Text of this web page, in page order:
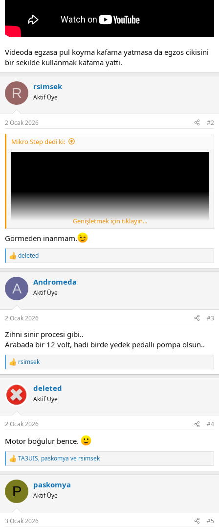
Videoda egzasa pul koyma kafama yatmasa da egzos cikisini
bir sekilde kullanmak kafama yatti.
R rsimsek
Aktif Üye
2 Ocak 2026 #2
Mikro Step dedi ki:
Videoda egzasa pul koyma kafama yatmasa da egzos cikisini bir
sekilde kullanmak kafama yatti.
Genişletmek için tıklayın...
Görmeden inanmam.
R
e
c
i
s
deleted
A Andromeda
Aktif Üye
2 Ocak 2026 #3
Zihni sinir procesi gibi..
Arabada bir 12 volt, hadi birde yedek pedallı pompa olsun..
R
e
c
i
s
rsimsek
deleted
Aktif Üye
2 Ocak 2026 #4
Motor boğulur bence.
R
e
c
i
s
TA3UIS, paskomya ve rsimsek
P paskomya
Aktif Üye
3 Ocak 2026 #5